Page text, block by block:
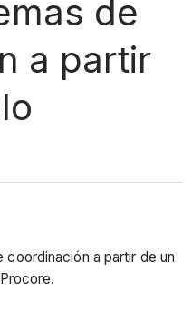
de
a partir
coordinación a partir de un